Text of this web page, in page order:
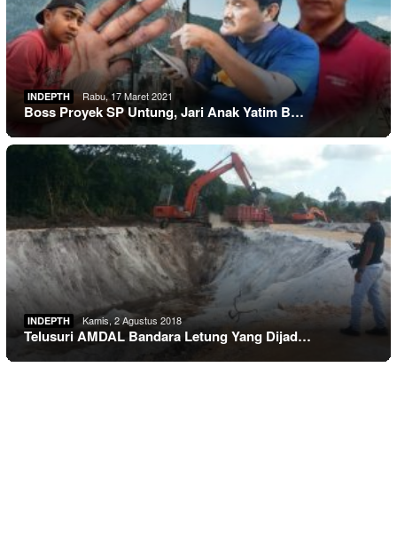
INDEPTH Rabu, 17 Maret 2021
Boss Proyek SP Untung, Jari Anak Yatim B…
INDEPTH Kamis, 2 Agustus 2018
Telusuri AMDAL Bandara Letung Yang Dijad…